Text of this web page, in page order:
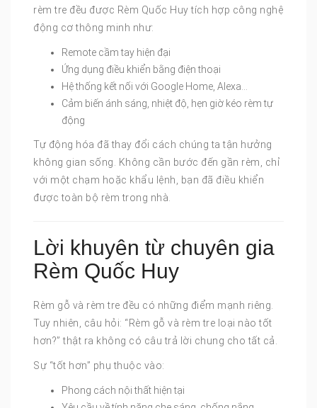
rèm tre đều được Rèm Quốc Huy tích hợp công nghệ
động cơ thông minh như:
Remote cầm tay hiện đại
Ứng dụng điều khiển bằng điện thoại
Hệ thống kết nối với Google Home, Alexa…
Cảm biến ánh sáng, nhiệt độ, hẹn giờ kéo rèm tự
động
Tự động hóa đã thay đổi cách chúng ta tận hưởng
không gian sống. Không cần bước đến gần rèm, chỉ
với một chạm hoặc khẩu lệnh, bạn đã điều khiển
được toàn bộ rèm trong nhà.
Lời khuyên từ chuyên gia
Rèm Quốc Huy
Rèm gỗ và rèm tre đều có những điểm mạnh riêng.
Tuy nhiên, câu hỏi: “Rèm gỗ và rèm tre loại nào tốt
hơn?” thật ra không có câu trả lời chung cho tất cả.
Sự “tốt hơn” phụ thuộc vào:
Phong cách nội thất hiện tại